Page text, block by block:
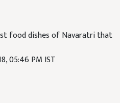
food dishes of Navaratri that
05:46 PM IST